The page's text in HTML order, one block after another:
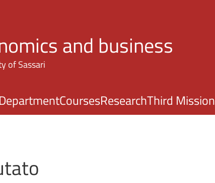
and business
of Sassari
DepartmentCoursesResearchThird Mission